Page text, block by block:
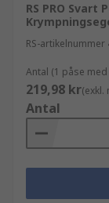
RS PRO Svart
RS-artikelnummer
Antal (1 påse
219,98 kr(exkl.
Antal